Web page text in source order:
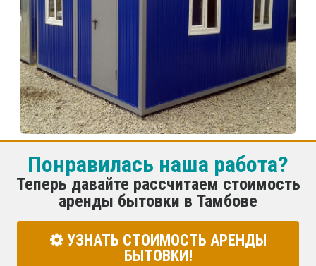
Понравилась наша работа?
Теперь давайте рассчитаем стоимость
аренды бытовки в Тамбове
УЗНАТЬ СТОИМОСТЬ АРЕНДЫ
БЫТОВКИ!